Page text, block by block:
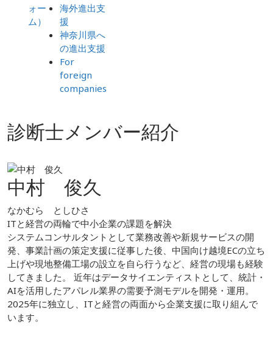
ォー
ム）
海外進出支
援
神奈川県へ
の進出支援
For
foreign
companies
診断士メンバー紹介
中村 俊久
なかむら としひさ
ITと経営の両輪で中小企業の課題を解決
システムコンサルタントとして業務改善や新規サービスの開
発、事業計画の策定支援に従事した後、中国向け越境ECの立ち
上げや現地整備工場の設立を自ら行うなど、経営の現場も経験
してきました。 近年はデータサイエンティストとして、統計・
AIを活用したアパレル業界の需要予測モデルを開発・運用。
2025年に独立し、ITと経営の両面から企業支援に取り組んで
います。